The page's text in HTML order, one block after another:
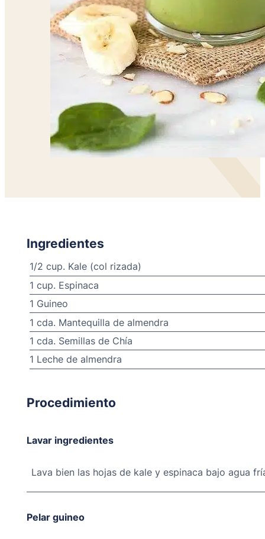
Procedimiento
Lavar ingredientes
Lava bien las hojas de kale y espinaca bajo agua
Pelar guineo
Ingredientes
1/2 cup. Kale (col rizada)
1 cup. Espinaca
1 Guineo
1 cda. Mantequilla de almendra
1 cda. Semillas de Chía
1 Leche de almendra